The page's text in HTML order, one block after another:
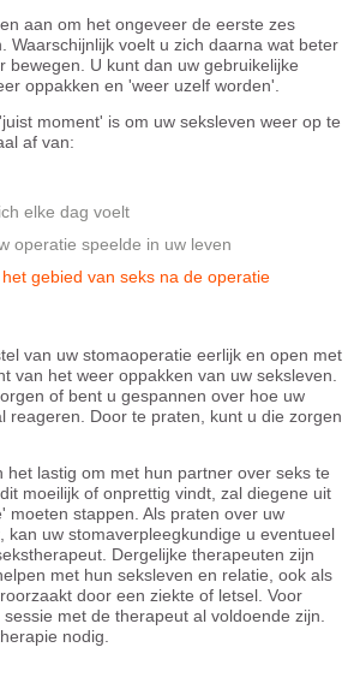
aan om het ongeveer de eerste zes
Waarschijnlijk voelt u zich daarna wat beter
bewegen. U kunt dan uw gebruikelijke
oppakken en 'weer uzelf worden'.
moment' is om uw seksleven weer op te
af van:
elke dag voelt
operatie speelde in uw leven
gebied van seks na de operatie
van uw stomaoperatie eerlijk en open met
van het weer oppakken van uw seksleven.
of bent u gespannen over hoe uw
reageren. Door te praten, kunt u die zorgen
het lastig om met hun partner over seks te
moeilijk of onprettig vindt, zal diegene uit
moeten stappen. Als praten over uw
kan uw stomaverpleegkundige u eventueel
Dergelijke therapeuten zijn
met hun seksleven en relatie, ook als
door een ziekte of letsel. Voor
met de therapeut al voldoende zijn.
nodig.